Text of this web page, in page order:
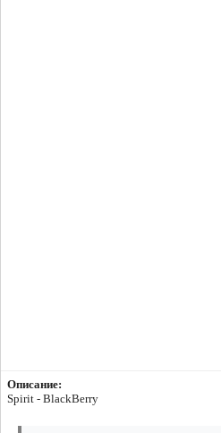
Описание:
Spirit - BlackBerry